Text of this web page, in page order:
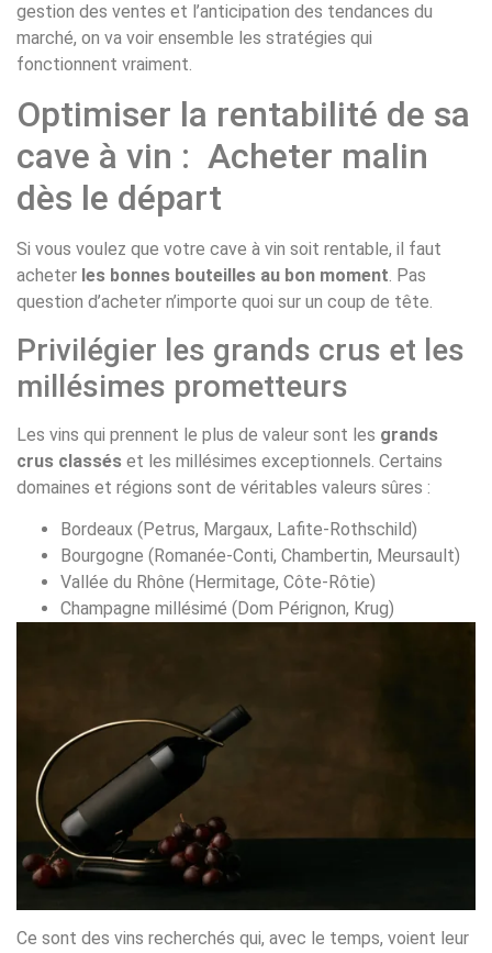
gestion des ventes et l’anticipation des tendances du
marché, on va voir ensemble les stratégies qui
fonctionnent vraiment.
Optimiser la rentabilité de sa
cave à vin : Acheter malin
dès le départ
Si vous voulez que votre cave à vin soit rentable, il faut
acheter les bonnes bouteilles au bon moment. Pas
question d’acheter n’importe quoi sur un coup de tête.
Privilégier les grands crus et les
millésimes prometteurs
Les vins qui prennent le plus de valeur sont les grands
crus classés et les millésimes exceptionnels. Certains
domaines et régions sont de véritables valeurs sûres :
Bordeaux (Petrus, Margaux, Lafite-Rothschild)
Bourgogne (Romanée-Conti, Chambertin, Meursault)
Vallée du Rhône (Hermitage, Côte-Rôtie)
Champagne millésimé (Dom Pérignon, Krug)
Ce sont des vins recherchés qui, avec le temps, voient leur